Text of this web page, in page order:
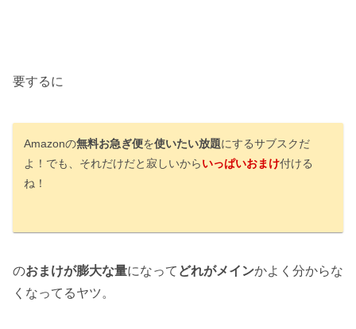
要するに
Amazonの無料お急ぎ便を使いたい放題にするサブスクだ
よ！でも、それだけだと寂しいからいっぱいおまけ付ける
ね！
のおまけが膨大な量になって どれがメインかよく分からな
くなってるヤツ。